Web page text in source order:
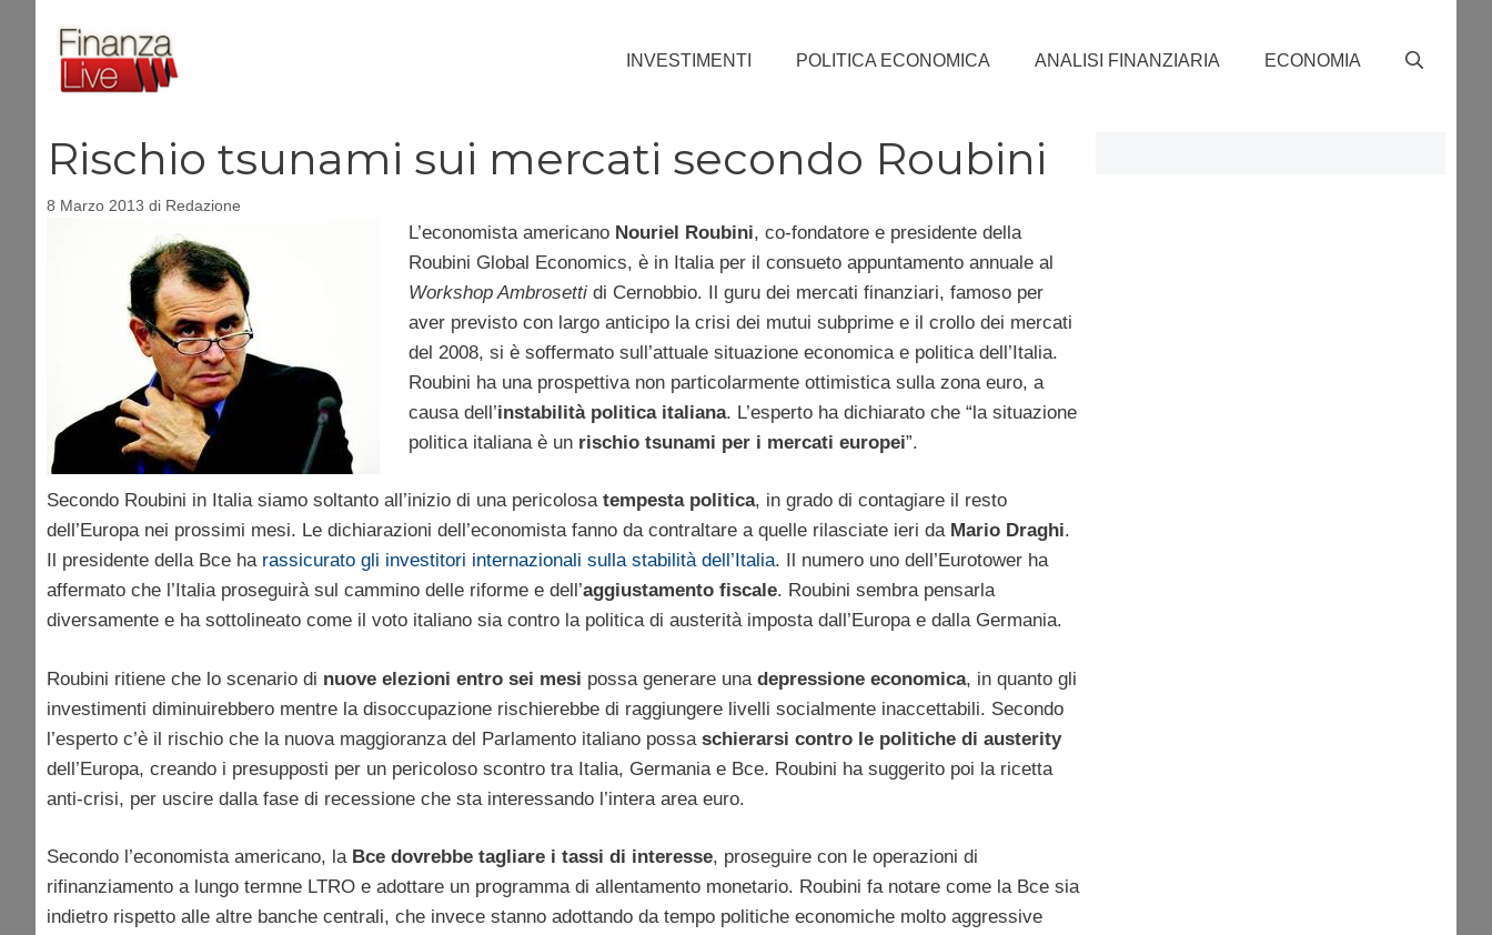
contenuto
INVESTIMENTI POLITICA ECONOMICA ANALISI FINANZIARIA ECONOMIA
Rischio tsunami sui mercati secondo Roubini
8 Marzo 2013 di Redazione
L’economista americano Nouriel Roubini, co-fondatore e presidente della
Roubini Global Economics, è in Italia per il consueto appuntamento annuale al
Workshop Ambrosetti di Cernobbio. Il guru dei mercati finanziari, famoso per
aver previsto con largo anticipo la crisi dei mutui subprime e il crollo dei mercati
del 2008, si è soffermato sull’attuale situazione economica e politica dell’Italia.
Roubini ha una prospettiva non particolarmente ottimistica sulla zona euro, a
causa dell’instabilità politica italiana. L’esperto ha dichiarato che “la situazione
politica italiana è un rischio tsunami per i mercati europei”.
Secondo Roubini in Italia siamo soltanto all’inizio di una pericolosa tempesta politica, in grado di contagiare il resto
dell’Europa nei prossimi mesi. Le dichiarazioni dell’economista fanno da contraltare a quelle rilasciate ieri da Mario Draghi.
Il presidente della Bce ha rassicurato gli investitori internazionali sulla stabilità dell’Italia. Il numero uno dell’Eurotower ha
affermato che l’Italia proseguirà sul cammino delle riforme e dell’aggiustamento fiscale. Roubini sembra pensarla
diversamente e ha sottolineato come il voto italiano sia contro la politica di austerità imposta dall’Europa e dalla Germania.
Roubini ritiene che lo scenario di nuove elezioni entro sei mesi possa generare una depressione economica, in quanto gli
investimenti diminuirebbero mentre la disoccupazione rischierebbe di raggiungere livelli socialmente inaccettabili. Secondo
l’esperto c’è il rischio che la nuova maggioranza del Parlamento italiano possa schierarsi contro le politiche di austerity
dell’Europa, creando i presupposti per un pericoloso scontro tra Italia, Germania e Bce. Roubini ha suggerito poi la ricetta
anti-crisi, per uscire dalla fase di recessione che sta interessando l’intera area euro.
Secondo l’economista americano, la Bce dovrebbe tagliare i tassi di interesse, proseguire con le operazioni di
rifinanziamento a lungo termne LTRO e adottare un programma di allentamento monetario. Roubini fa notare come la Bce sia
indietro rispetto alle altre banche centrali, che invece stanno adottando da tempo politiche economiche molto aggressive